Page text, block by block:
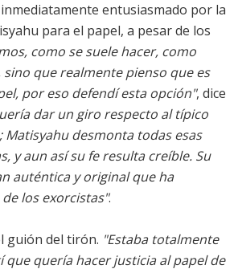
entusiasmado por la
para el papel, a pesar de los
como se suele hacer, como
que realmente pienso que es
por eso defendí esta opción", dice
dar un giro respecto al típico
Matisyahu desmonta todas esas
y aun así su fe resulta creíble. Su
auténtica y original que ha
los exorcistas".
guión del tirón. "Estaba totalmente
que quería hacer justicia al papel de